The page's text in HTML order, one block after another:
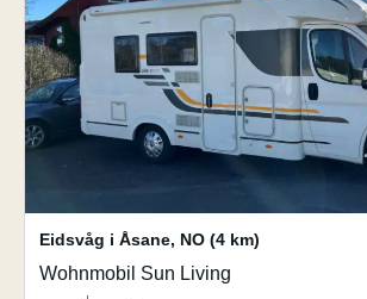
Eidsvåg i Åsane, NO (4 km)
Wohnmobil Sun Living